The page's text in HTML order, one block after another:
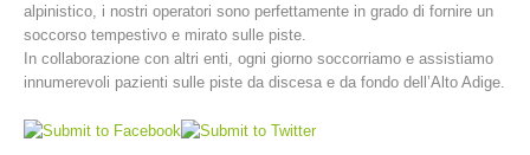
alpinistico, i nostri operatori sono perfettamente in grado di fornire un
soccorso tempestivo e mirato sulle piste.
In collaborazione con altri enti, ogni giorno soccorriamo e assistiamo
innumerevoli pazienti sulle piste da discesa e da fondo dell’Alto Adige.